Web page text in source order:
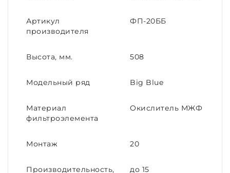
Артикул
производителя
ФП-20ББ
Высота, мм. 508
Модельный ряд Big Blue
Материал
фильтроэлемента
Окислитель МЖФ
Монтаж 20
Производительность,
до 15